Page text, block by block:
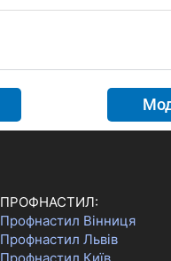
ПРОФНАСТИЛ:
Профнастил Вінниця
Профнастил Львів